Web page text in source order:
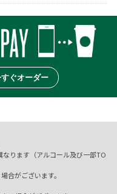
ぐオーダー
ります（アルコール及び一部TO
合がございます。